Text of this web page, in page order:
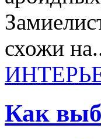
схожи
Как